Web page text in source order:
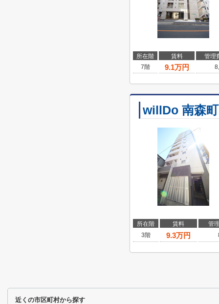
所在階 賃料
管理
7階
9.1万円
willDo 南森町
所在階 賃料
管
3階
9.3万円
近くの市区町村から探す